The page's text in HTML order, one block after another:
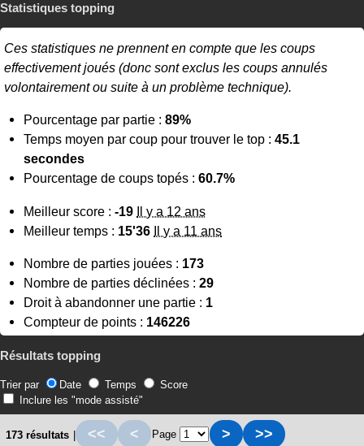
Statistiques topping
Ces statistiques ne prennent en compte que les coups
effectivement joués (donc sont exclus les coups annulés
volontairement ou suite à un problème technique).
Pourcentage par partie : 89%
Temps moyen par coup pour trouver le top : 45.1
secondes
Pourcentage de coups topés : 60.7%
Meilleur score : -19 Il y a 12 ans
Meilleur temps : 15'36 Il y a 11 ans
Nombre de parties jouées : 173
Nombre de parties déclinées : 29
Droit à abandonner une partie : 1
Compteur de points : 146226
Résultats topping
Trier par Date Temps
Score
Inclure les "mode assisté"
173 résultats << < Page > >>